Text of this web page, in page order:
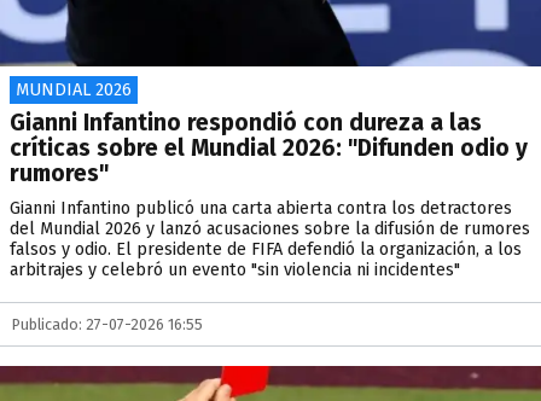
MUNDIAL 2026
Gianni Infantino respondió con dureza a las
críticas sobre el Mundial 2026: "Difunden odio y
rumores"
Gianni Infantino publicó una carta abierta contra los detractores
del Mundial 2026 y lanzó acusaciones sobre la difusión de rumores
falsos y odio. El presidente de FIFA defendió la organización, a los
arbitrajes y celebró un evento "sin violencia ni incidentes"
Publicado: 27-07-2026 16:55